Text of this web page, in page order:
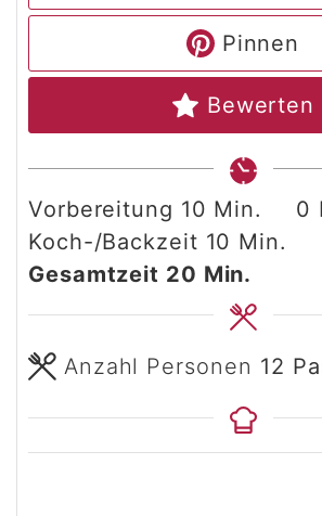
Pinnen
Bewerten
Vorbereitung 10 Minuten
Min. 0
Koch-/Backzeit 10 Minuten
Min.
Gesamtzeit 20 Minuten
Min.
Anzahl Personen 12